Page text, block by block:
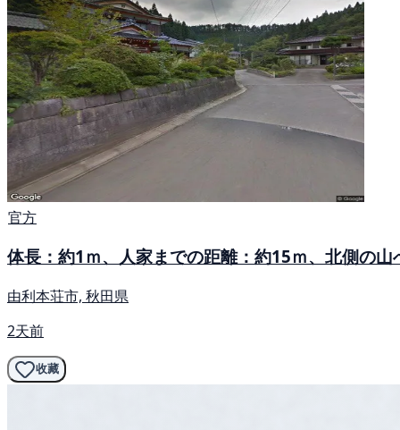
官方
体長：約1ｍ、人家までの距離：約15ｍ、北側の山
由利本荘市, 秋田県
2天前
收藏